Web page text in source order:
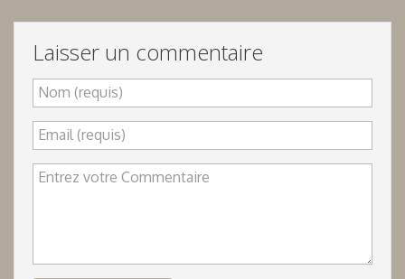
Laisser un commentaire
Nom (requis)
Email (requis)
Entrez votre Commentaire